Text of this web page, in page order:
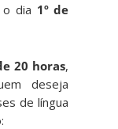
dia 1º de
20 horas,
deseja
de língua